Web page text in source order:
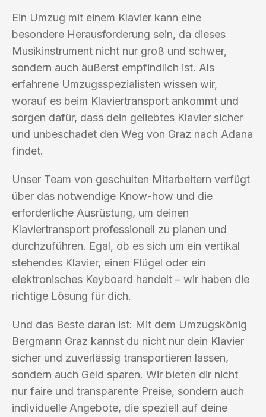
Ein Umzug mit einem Klavier kann eine
besondere Herausforderung sein, da dieses
Musikinstrument nicht nur groß und schwer,
sondern auch äußerst empfindlich ist. Als
erfahrene Umzugsspezialisten wissen wir,
worauf es beim Klaviertransport ankommt und
sorgen dafür, dass dein geliebtes Klavier sicher
und unbeschadet den Weg von Graz nach Adana
findet.
Unser Team von geschulten Mitarbeitern verfügt
über das notwendige Know-how und die
erforderliche Ausrüstung, um deinen
Klaviertransport professionell zu planen und
durchzuführen. Egal, ob es sich um ein vertikal
stehendes Klavier, einen Flügel oder ein
elektronisches Keyboard handelt – wir haben die
richtige Lösung für dich.
Und das Beste daran ist: Mit dem Umzugskönig
Bergmann Graz kannst du nicht nur dein Klavier
sicher und zuverlässig transportieren lassen,
sondern auch Geld sparen. Wir bieten dir nicht
nur faire und transparente Preise, sondern auch
individuelle Angebote, die speziell auf deine